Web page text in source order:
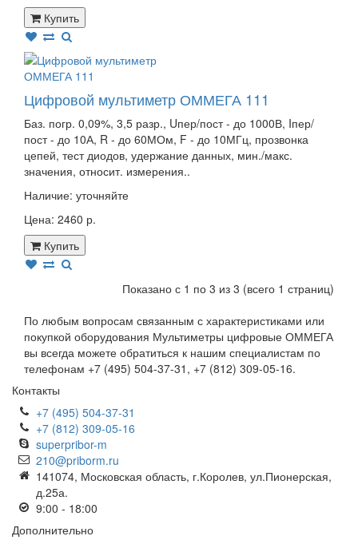
Купить
Цифровой мультиметр ОММЕГА 111
Баз. погр. 0,09%, 3,5 разр., Uпер/пост - до 1000В, Iпер/
пост - до 10А, R - до 60МОм, F - до 10МГц, прозвонка
цепей, тест диодов, удержание данных, мин./макс.
значения, относит. измерения..
Наличие: уточняйте
Цена: 2460 р.
Купить
Показано с 1 по 3 из 3 (всего 1 страниц)
По любым вопросам связанным с характеристиками или
покупкой оборудования Мультиметры цифровые ОММЕГА
вы всегда можете обратиться к нашим специалистам по
телефонам +7 (495) 504-37-31, +7 (812) 309-05-16.
Контакты
+7 (495) 504-37-31
+7 (812) 309-05-16
superpribor-m
210@priborm.ru
141074, Московская область, г.Королев, ул.Пионерская,
д.25а.
9:00 - 18:00
Дополнительно